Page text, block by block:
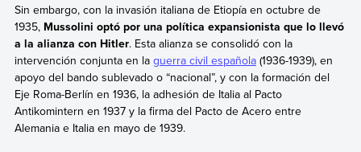
Sin embargo, con la invasión italiana de Etiopía en octubre de
1935,Mussolini optó por una política expansionista que lo llevó
a la alianza con Hitler. Esta alianza se consolidó con la
intervención conjunta en la guerra civil española(1936-1939), en
apoyo del bando sublevado o “nacional”, y con la formación del
Eje Roma-Berlín en 1936, la adhesión de Italia al Pacto
Antikomintern en 1937 y la firma del Pacto de Acero entre
Alemania e Italia en mayo de 1939.